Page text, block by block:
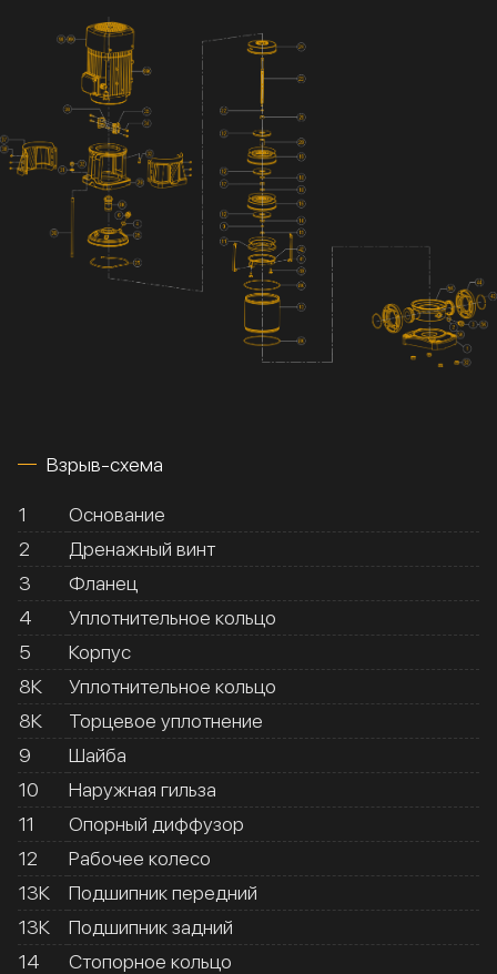
Взрыв-схема
1
Основание
2
Дренажный винт
3
Фланец
4
Уплотнительное кольцо
5
Корпус
8К
Уплотнительное кольцо
8К
Торцевое уплотнение
9
Шайба
10
Наружная гильза
11
Опорный диффузор
12
Рабочее колесо
13К
Подшипник передний
13К
Подшипник задний
14
Стопорное кольцо